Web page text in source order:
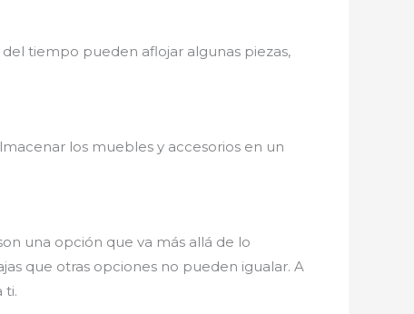
tiempo pueden aflojar algunas piezas,
los muebles y accesorios en un
una opción que va más allá de lo
que otras opciones no pueden igualar. A
ti.